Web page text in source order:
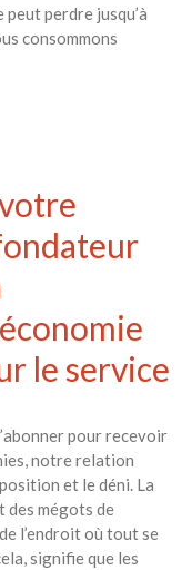
succès des invasions
– The Applied
Comments
à afficher.
peut perdre jusqu’à
consommons
le service
pour recevoir
notre relation
et le déni. La
des mégots de
l’endroit où tout se
signifie que les